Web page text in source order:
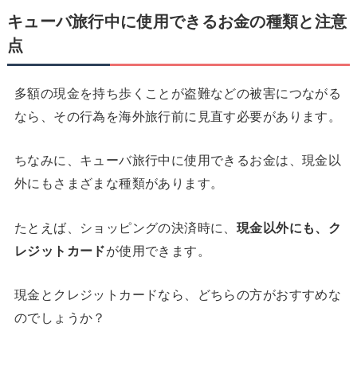
キューバ旅行中に使用できるお金の種類と注意
点
多額の現金を持ち歩くことが盗難などの被害につながる
なら、その行為を海外旅行前に見直す必要があります。
ちなみに、キューバ旅行中に使用できるお金は、現金以
外にもさまざまな種類があります。
たとえば、ショッピングの決済時に、 現金以外にも、ク
レジットカードが使用できます。
現金とクレジットカードなら、どちらの方がおすすめな
のでしょうか？